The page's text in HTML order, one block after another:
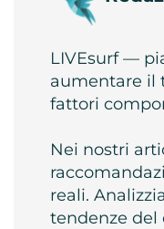
LIVEsurf —
aumentare il
fattori
Nei nostri
reali.
tendenze